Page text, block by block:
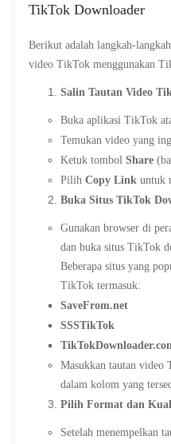
TikTok Downloader
Berikut adalah langkah-
video TikTok menggunakan
Salin Tautan Video
Buka aplikasi TikTok
Temukan video yang
Ketuk tombol Share
Pilih Copy Link untuk
Buka Situs TikTok
Gunakan browser di
dan buka situs TikTok
Beberapa situs yang
TikTok termasuk:
SaveFrom.net
SSSTikTok
Masukkan tautan video
dalam kolom yang
Pilih Format dan
Setelah menempelkan